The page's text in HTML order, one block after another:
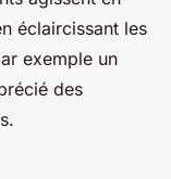
éclaircissant les
exemple un
des